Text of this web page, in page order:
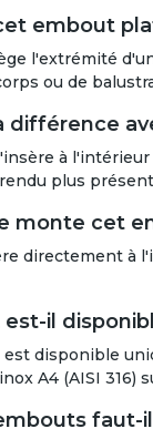
embout
l'extrémité
ou de
différence
à
plus
monte cet
directement à
il
est disponible
A4 (AISI 316)
faut-